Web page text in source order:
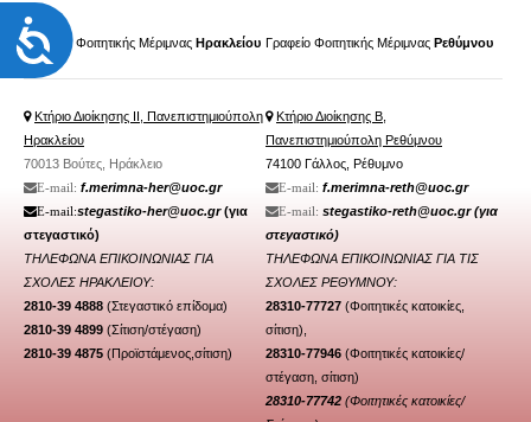
Προσιτότητα
Γραφείο Φοιτητικής Μέριμνας Ηρακλείου
Κτήριο Διοίκησης ΙΙ, Πανεπιστημιούπολη
Ηρακλείου
70013 Βούτες, Ηράκλειο
Ε-mail: f.merimna-her@uoc.gr
Ε-mail:stegastiko-her@uoc.gr(για
στεγαστικό)
ΤΗΛΕΦΩΝΑ ΕΠΙΚΟΙΝΩΝΙΑΣ ΓΙΑ
ΣΧΟΛΕΣ ΗΡΑΚΛΕΙΟΥ:
2810-39 4888 (Στεγαστικό επίδομα)
2810-39 4899 (Σίτιση/στέγαση)
2810-39 4875 (Προϊστάμενος,σίτιση)
Γραφείο Φοιτητικής Μέριμνας Ρεθύμνου
Κτήριο Διοίκησης Β,
Πανεπιστημιούπολη Ρεθύμνου
74100 Γάλλος, Ρέθυμνο
Ε-mail: f.merimna-reth@uoc.gr
Ε-mail: stegastiko-reth@uoc.gr(για
στεγαστικό)
ΤΗΛΕΦΩΝΑ ΕΠΙΚΟΙΝΩΝΙΑΣ ΓΙΑ ΤΙΣ
ΣΧΟΛΕΣ ΡΕΘΥΜΝΟΥ:
28310-77727 (Φοιτητικές κατοικίες,
σίτιση),
28310-77946 (Φοιτητικές κατοικίες/
στέγαση , σίτιση)
28310-77742 (Φοιτητικές κατοικίες/